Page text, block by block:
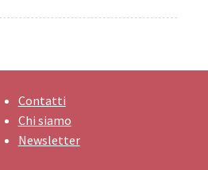
Contatti
Chi siamo
Newsletter